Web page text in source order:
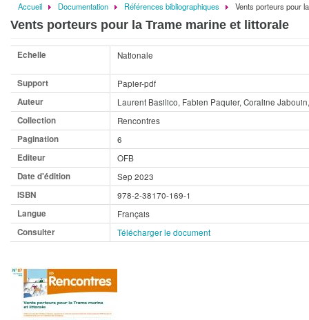
Fil
d'Ariane
Accueil Documentation Références bibliographiques Vents porteurs pour
Vents porteurs pour la Trame marine et littorale
Echelle Nationale
Support
Papier-pdf
Auteur
Laurent Basilico, Fabien Paquier, Coraline
Collection
Rencontres
Pagination
6
Editeur
OFB
Date d'édition
Sep 2023
ISBN
978-2-38170-169-1
Langue
Français
Consulter
Télécharger le document